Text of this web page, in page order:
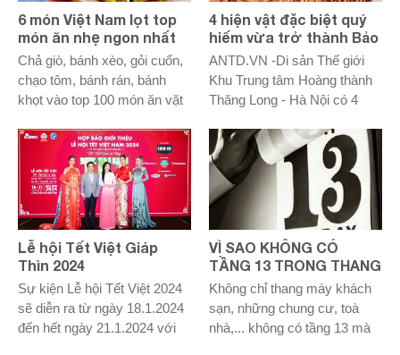
nghề truyền thống.
6 món Việt Nam lọt top
món ăn nhẹ ngon nhất
châu Á
Chả giò, bánh xèo, gỏi cuốn,
chạo tôm, bánh rán, bánh
khọt vào top 100 món ăn vặt
được công bố bởi chuyên
trang ẩm thực Taste Atlas
vào tháng 2.
4 hiện vật đặc biệt quý
hiếm vừa trở thành Bảo
vật quốc gia ở Hoàng
Thành Thăng Long
ANTD.VN -Di sản Thế giới
Khu Trung tâm Hoàng thành
Thăng Long - Hà Nội có 4
Chính phủ ký quyết định công
nhận là Bảo vật Quốc gia
Lễ hội Tết Việt Giáp
Thìn 2024
Sự kiện Lễ hội Tết Việt 2024
sẽ diễn ra từ ngày 18.1.2024
đến hết ngày 21.1.2024 với
VÌ SAO KHÔNG CÓ
TẦNG 13 TRONG THANG
MÁY KHÁCH SẠN?
Không chỉ thang máy khách
sạn, những chung cư, toà
nhà,... không có tầng 13 mà